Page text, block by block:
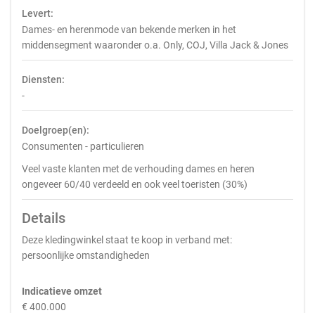
Levert:
Dames- en herenmode van bekende merken in het
middensegment waaronder o.a. Only, COJ, Villa Jack & Jones
Diensten:
-
Doelgroep(en):
Consumenten - particulieren
Veel vaste klanten met de verhouding dames en heren
ongeveer 60/40 verdeeld en ook veel toeristen (30%)
Details
Deze kledingwinkel staat te koop in verband met:
persoonlijke omstandigheden
Indicatieve omzet
€ 400.000